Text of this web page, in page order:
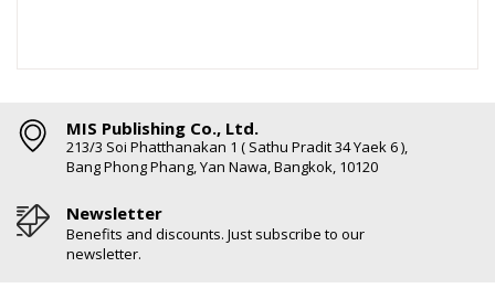
MIS Publishing Co., Ltd.
213/3 Soi Phatthanakan 1 ( Sathu Pradit 34 Yaek 6 ),
Bang Phong Phang, Yan Nawa, Bangkok, 10120
Newsletter
Benefits and discounts. Just subscribe to our
newsletter.